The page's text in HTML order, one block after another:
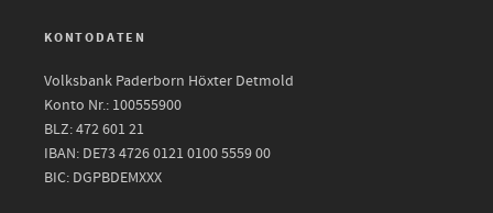
KONTODATEN
Volksbank Paderborn Höxter Detmold
Konto Nr.: 100555900
BLZ: 472 601 21
IBAN: DE73 4726 0121 0100 5559 00
BIC: DGPBDEMXXX